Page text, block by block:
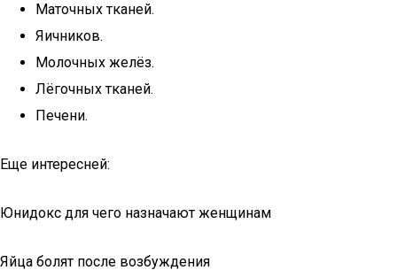
Маточных тканей.
Яичников.
Молочных желёз.
Лёгочных тканей.
Печени.
Еще интересней:
Юнидокс для чего назначают женщинам
Яйца болят после возбуждения